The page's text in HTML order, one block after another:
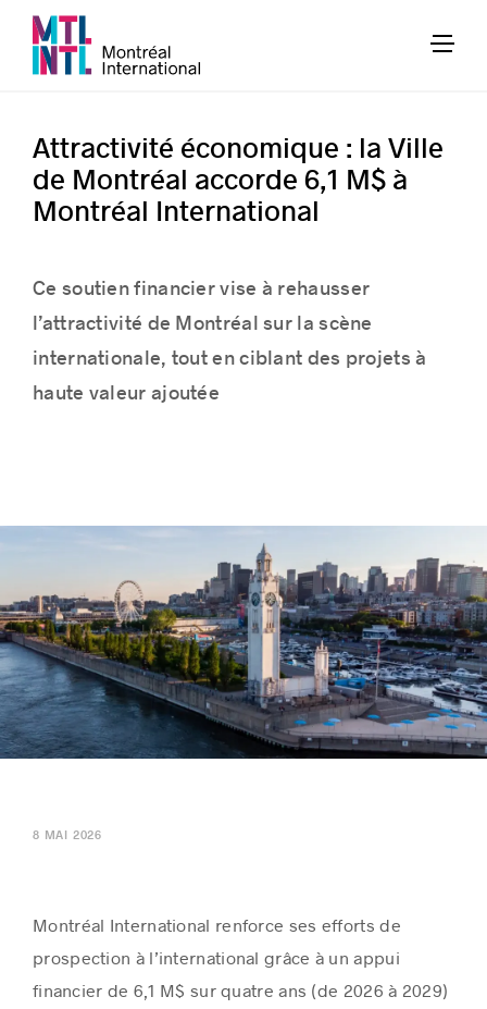
Histoires de réussite
Attractivité économique : la Ville
de Montréal accorde 6,1 M$ à
Montréal International
Ce soutien financier vise à rehausser
l’attractivité de Montréal sur la scène
internationale, tout en ciblant des projets à
haute valeur ajoutée
8 MAI 2026
Montréal International renforce ses efforts de
prospection à l’international grâce à un appui
financier de 6,1 M$ sur quatre ans (de 2026 à 2029)